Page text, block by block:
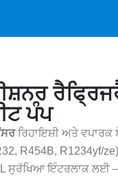
ਪੰਪ
ਰਿਹਾਇਸ਼ੀ ਅਤੇ
R454B, R1234yf/
ਸੁਰੱਖਿਆ ਇੰਟਰਲਾਕ ਲਈ